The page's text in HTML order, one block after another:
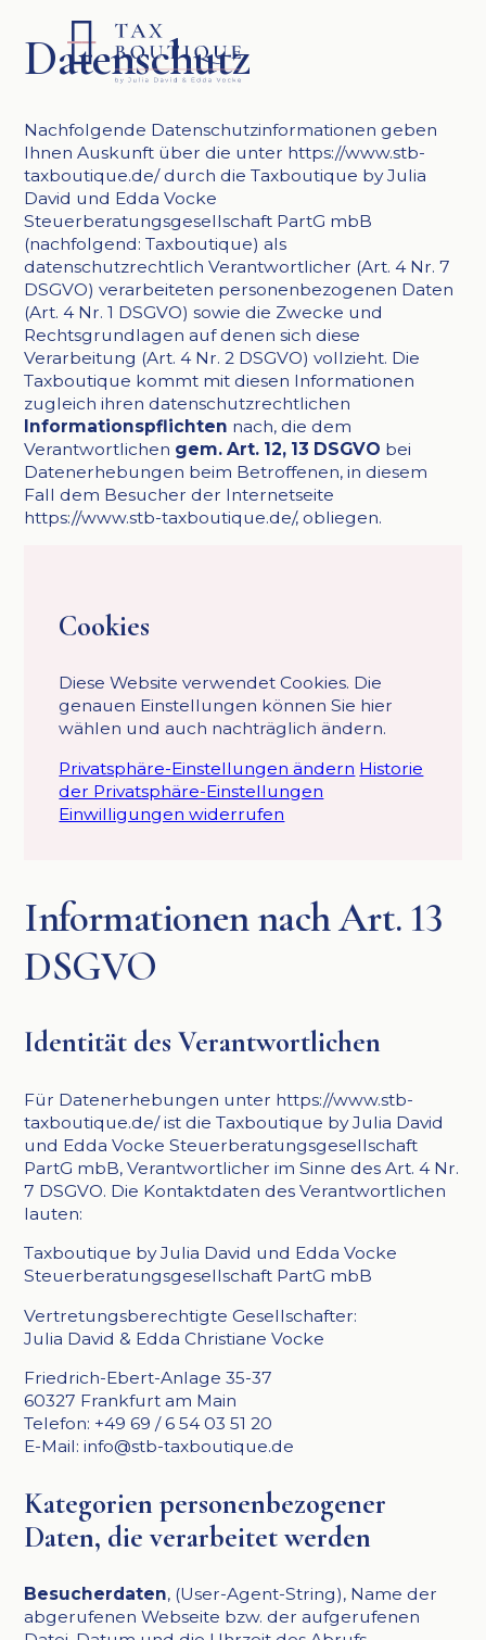
Datenschutz
Nachfolgende Datenschutzinformationen geben
Ihnen Auskunft über die unter https://www.stb-
taxboutique.de/ durch die Taxboutique by Julia
David und Edda Vocke
Steuerberatungsgesellschaft PartG mbB
(nachfolgend: Taxboutique) als
datenschutzrechtlich Verantwortlicher (Art. 4 Nr. 7
DSGVO) verarbeiteten personenbezogenen Daten
(Art. 4 Nr. 1 DSGVO) sowie die Zwecke und
Rechtsgrundlagen auf denen sich diese
Verarbeitung (Art. 4 Nr. 2 DSGVO) vollzieht. Die
Taxboutique kommt mit diesen Informationen
zugleich ihren datenschutzrechtlichen
Informationspflichten nach, die dem
Verantwortlichen gem. Art. 12, 13 DSGVO bei
Datenerhebungen beim Betroffenen, in diesem
Fall dem Besucher der Internetseite
https://www.stb-taxboutique.de/, obliegen.
Cookies
Diese Website verwendet Cookies. Die
genauen Einstellungen können Sie hier
wählen und auch nachträglich ändern.
Privatsphäre-Einstellungen ändern Historie
der Privatsphäre-Einstellungen
Einwilligungen widerrufen
Informationen nach Art. 13
DSGVO
Identität des Verantwortlichen
Für Datenerhebungen unter https://www.stb-
taxboutique.de/ ist die Taxboutique by Julia David
und Edda Vocke Steuerberatungsgesellschaft
PartG mbB, Verantwortlicher im Sinne des Art. 4 Nr.
7 DSGVO. Die Kontaktdaten des Verantwortlichen
lauten:
Taxboutique by Julia David und Edda Vocke
Steuerberatungsgesellschaft PartG mbB
Vertretungsberechtigte Gesellschafter:
Julia David & Edda Christiane Vocke
Friedrich-Ebert-Anlage 35-37
60327 Frankfurt am Main
Telefon: +49 69 / 6 54 03 51 20
E-Mail: info@stb-taxboutique.de
Kategorien personenbezogener
Daten, die verarbeitet werden
Besucherdaten, (User-Agent-String), Name der
abgerufenen Webseite bzw. der aufgerufenen